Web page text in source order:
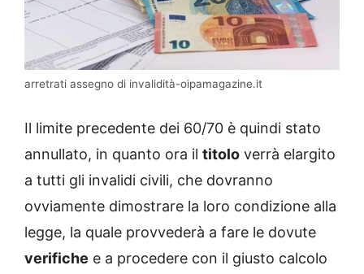
arretrati assegno di invalidità-oipamagazine.it
Il limite precedente dei 60/70 è quindi stato
annullato, in quanto ora il titolo verrà elargito
a tutti gli invalidi civili, che dovranno
ovviamente dimostrare la loro condizione alla
legge, la quale provvederà a fare le dovute
verifiche e a procedere con il giusto calcolo